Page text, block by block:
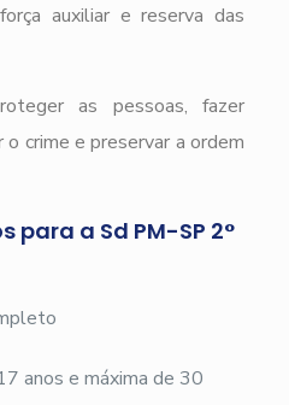
auxiliar e reserva das
as pessoas, fazer
crime e preservar a ordem
para a Sd PM-SP 2°
anos e máxima de 30